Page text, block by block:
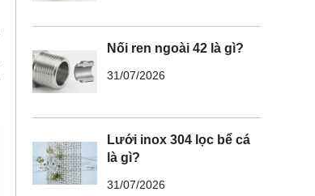
Nối ren ngoài 42 là gì?
31/07/2026
Lưới inox 304 lọc bể cá
là gì?
31/07/2026